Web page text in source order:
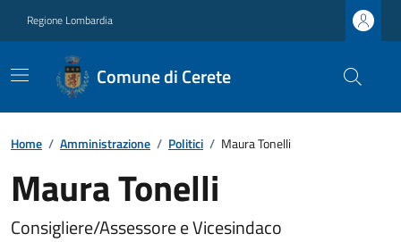
Regione Lombardia
Comune di Cerete
Home / Amministrazione / Politici / Maura Tonelli
Maura Tonelli
Consigliere/Assessore e Vicesindaco